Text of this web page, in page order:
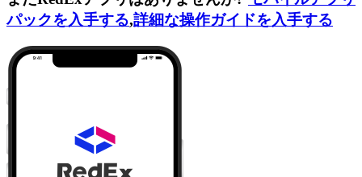
パックを入手する,詳細な操作ガイドを入手する